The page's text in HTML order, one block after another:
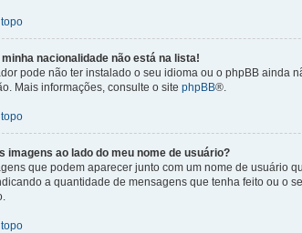
nacionalidade não está na lista!
pode não ter instalado o seu idioma ou o phpBB ainda
Mais informações, consulte o site phpBB®.
imagens ao lado do meu nome de usuário?
que podem aparecer junto com um nome de usuário
a quantidade de mensagens que tenha feito ou o